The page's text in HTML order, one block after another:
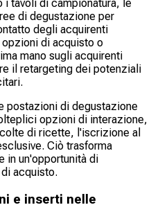
i tavoli di campionatura, le
di degustazione per
degli acquirenti
di acquisto o
mano sugli acquirenti
il retargeting dei potenziali
postazioni di degustazione
opzioni di interazione,
di ricette, l'iscrizione al
Ciò trasforma
in un'opportunità di
acquisto.
e inserti nelle